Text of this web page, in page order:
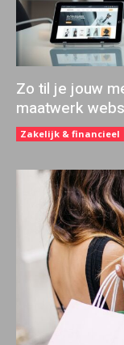
Zo til je jouw
maatwerk
Zakelijk & financieel